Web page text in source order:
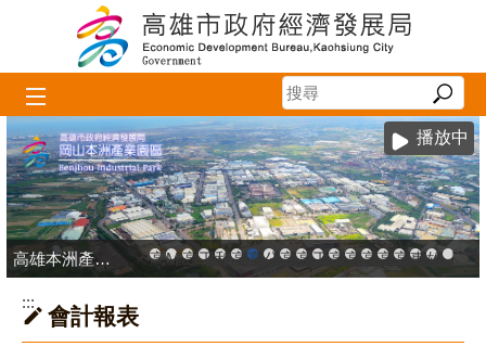
跳到主要內容區塊
播放中
高雄市政府中小企業升級輔導網站
MEGABAY大港創艦
高雄金融科技創新園區
工廠登記線上申辦系統
和發產業園區
高雄工業資訊平台
高雄本洲產業園區服務中心
公司、商業登記主題網
高雄市友善商家
高雄市政府經濟發展局-
工業管線防災教育資
高雄市綠能管理資
高雄市綠能管理
高雄淨零商轉
高雄招商網
高雄會展網
專刊『雄
雄心高
「我
高雄本洲產業園區服務中心
:::
會計報表